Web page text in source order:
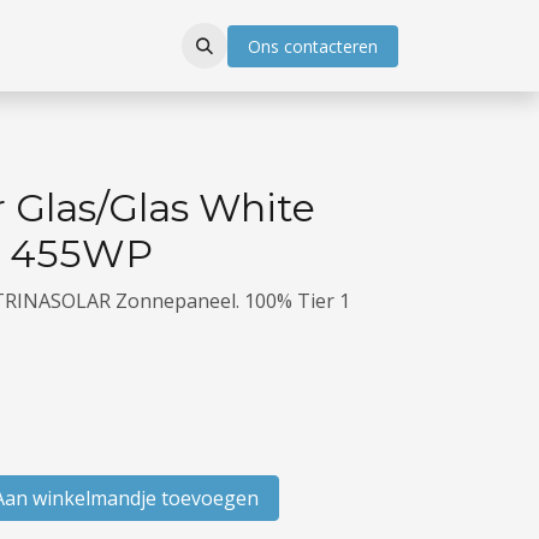
Ons con​​ta​​​​cteren
Glas/Glas White
455WP
Zonnepaneel. 100% Tier 1
winkelmandje toevoegen